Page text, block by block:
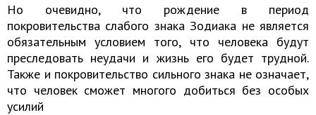
Но очевидно, что рождение в период
покровительства слабого знака Зодиака не является
обязательным условием того, что человека будут
преследовать неудачи и жизнь его будет трудной.
Также и покровительство сильного знака не означает,
что человек сможет многого добиться без особых
усилий